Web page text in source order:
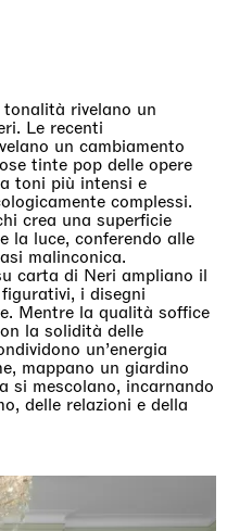
rivelano un
Le recenti
un cambiamento
tinte pop delle opere
toni più intensi e
complessi.
crea una superficie
la luce, conferendo alle
malinconica.
carta di Neri ampliano il
i disegni
Mentre la qualità soffice
la solidità delle
un’energia
mappano un giardino
si mescolano, incarnando
delle relazioni e della